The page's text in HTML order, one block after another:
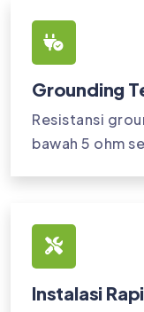
Grounding
Resistansi
bawah 5 ohm
Instalasi